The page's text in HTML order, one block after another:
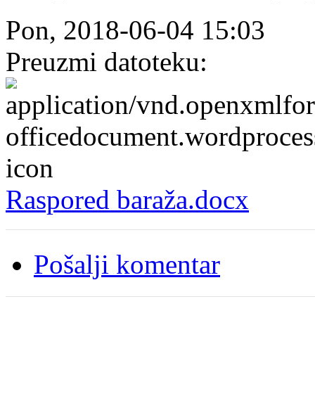
Pon, 2018-06-04 15:03
Preuzmi datoteku:
Raspored baraža.docx
Pošalji komentar